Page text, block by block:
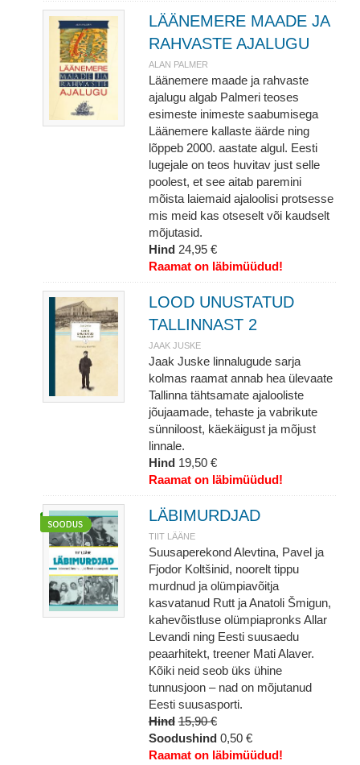
LÄÄNEMERE MAADE JA
RAHVASTE AJALUGU
ALAN PALMER
Läänemere maade ja rahvaste
ajalugu algab Palmeri teoses
esimeste inimeste saabumisega
Läänemere kallaste äärde ning
lõppeb 2000. aastate algul. Eesti
lugejale on teos huvitav just selle
poolest, et see aitab paremini
mõista laiemaid ajaloolisi protsesse
mis meid kas otseselt või kaudselt
mõjutasid.
Hind 24,95 €
Raamat on läbimüüdud!
LOOD UNUSTATUD
TALLINNAST 2
JAAK JUSKE
Jaak Juske linnalugude sarja
kolmas raamat annab hea ülevaate
Tallinna tähtsamate ajalooliste
jõujaamade, tehaste ja vabrikute
sünniloost, käekäigust ja mõjust
linnale.
Hind 19,50 €
Raamat on läbimüüdud!
LÄBIMURDJAD
TIIT LÄÄNE
Suusaperekond Alevtina, Pavel ja
Fjodor Koltšinid, noorelt tippu
murdnud ja olümpiavõitja
kasvatanud Rutt ja Anatoli Šmigun,
kahevõistluse olümpiapronks Allar
Levandi ning Eesti suusaedu
peaarhitekt, treener Mati Alaver.
Kõiki neid seob üks ühine
tunnusjoon – nad on mõjutanud
Eesti suusasporti.
Hind 15,90 €
Soodushind 0,50 €
Raamat on läbimüüdud!